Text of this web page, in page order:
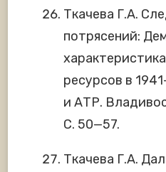
Ткачева Г.А.
потрясений:
ресурсов в
и АТР.
С. 50—57.
Ткачева Г.А.